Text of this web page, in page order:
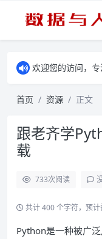
欢迎您的访问，专
首页 资源 正文
跟老齐学
载
733次阅读
共计 400 个字符，预计
Python是一种被广